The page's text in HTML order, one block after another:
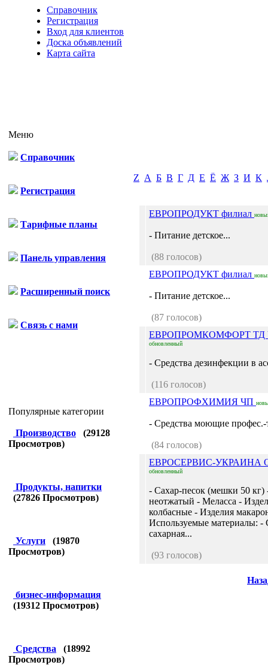
Справочник
Регистрация
Вход для клиентов
Доска объявлений
Карта сайта
Меню
Справочник
Регистрация
Тарифные планы
Панель управления
Расширенный поиск
Связь с нами
Популярные категории
Производство (29128
Просмотров)
Продукты, напитки
(27826 Просмотров)
Услуги (19870
Просмотров)
бизнес-информация
(19312 Просмотров)
Средства (18992
Просмотров)
Z А Б В Г Д Е Ё Ж З И К
ЕВРОПРОДУКТ филиал
- Питание детское...
(88 голосов)
ЕВРОПРОДУКТ филиал
- Питание детское...
(87 голосов)
ЕВРОПРОМКОМФОРТ
обновленный
- Средства дезинфекции в
(116 голосов)
ЕВРОПРОФХИМИЯ ЧП
- Средства моющие профес.-
(84 голосов)
ЕВРОСЕРВИС-УКРАИНА
обновленный
- Сахар-песок (мешки 50
неотжатый - Меласса -
колбасные - Изделия
Используемые материалы: -
сахарная...
(93 голосов)